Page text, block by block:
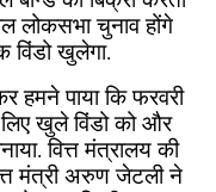
लोकसभा चुनाव होंगे
खुलेगा.
हमने पाया कि फरवरी
खुले विंडो को और
वित्त मंत्रालय की
मंत्री अरुण जेटली ने